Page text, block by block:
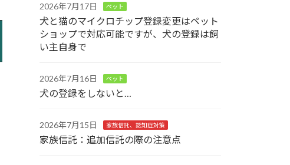
2026年7月17日 ペット
犬と猫のマイクロチップ登録変更はペット
ショップで対応可能ですが、犬の登録は飼
い主自身で
2026年7月16日 ペット
犬の登録をしないと…
2026年7月15日 家族信託、認知症対策
家族信託：追加信託の際の注意点